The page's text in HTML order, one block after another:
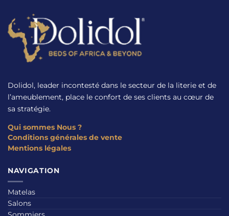
Dolidol, leader incontesté dans le secteur de la literie et de
l’ameublement, place le confort de ses clients au cœur de
sa stratégie.
Qui sommes Nous ?
Conditions générales de vente
Mentions légales
NAVIGATION
Matelas
Salons